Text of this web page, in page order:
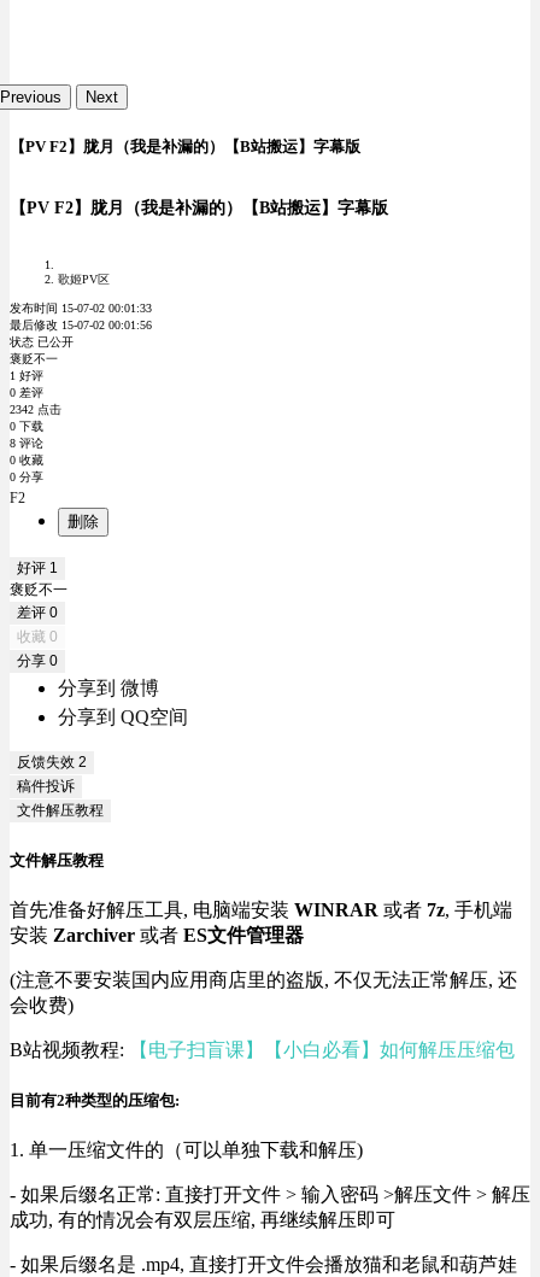
Previous Next
【PV F2】胧月（我是补漏的）【B站搬运】字幕版
【PV F2】胧月（我是补漏的）【B站搬运】字幕版
歌姬PV区
发布时间 15-07-02 00:01:33
最后修改 15-07-02 00:01:56
状态 已公开
褒贬不一
1 好评
0 差评
2342 点击
0 下载
8 评论
0 收藏
0 分享
F2
删除
好评 1
褒贬不一
差评 0
收藏 0
分享 0
分享到 微博
分享到 QQ空间
反馈失效 2
稿件投诉
文件解压教程
文件解压教程
首先准备好解压工具, 电脑端安装 WINRAR 或者 7z, 手机端
安装 Zarchiver 或者 ES文件管理器
(注意不要安装国内应用商店里的盗版, 不仅无法正常解压, 还
会收费)
B站视频教程: 【电子扫盲课】【小白必看】如何解压压缩包
目前有2种类型的压缩包:
1. 单一压缩文件的（可以单独下载和解压)
- 如果后缀名正常: 直接打开文件 > 输入密码 >解压文件 > 解压
成功, 有的情况会有双层压缩, 再继续解压即可
- 如果后缀名是 .mp4, 直接打开文件会播放猫和老鼠和葫芦娃